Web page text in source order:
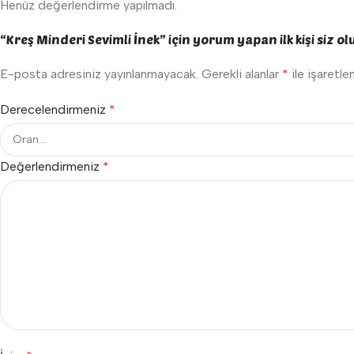
Henüz değerlendirme yapılmadı.
“Kreş Minderi Sevimli İnek” için yorum yapan ilk kişi siz
E-posta adresiniz yayınlanmayacak. Gerekli alanlar * ile
Derecelendirmeniz *
Değerlendirmeniz *